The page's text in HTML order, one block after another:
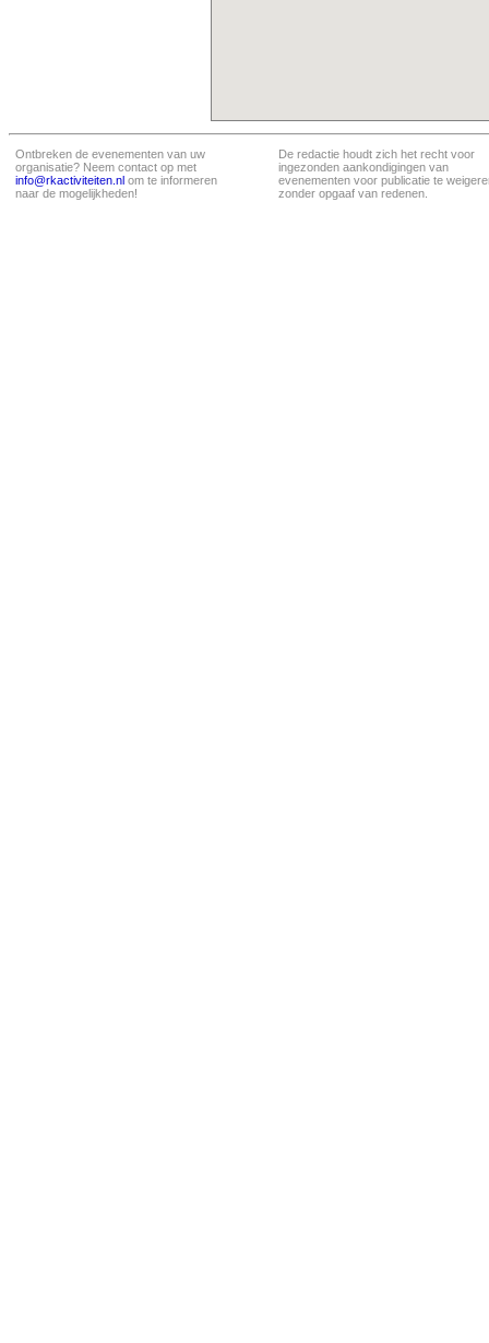
Ontbreken de evenementen van uw
organisatie? Neem contact op met
info@rkactiviteiten.nl om te informeren
naar de mogelijkheden!
De redactie houdt zich het recht voor
ingezonden aankondigingen van
evenementen voor publicatie te
zonder opgaaf van redenen.